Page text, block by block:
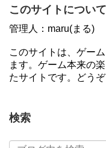
このサイトについて
管理人：maru(まる)
このサイトは、ゲー
ます。ゲーム本来の
たサイトです。どう
検索